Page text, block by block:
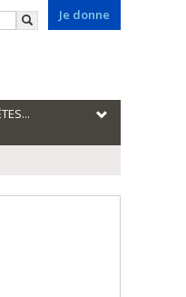
Je donne
Rechercher